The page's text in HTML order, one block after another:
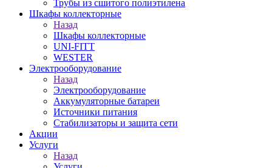
Трубы из сшитого полиэтилена
Шкафы коллекторные
Назад
Шкафы коллекторные
UNI-FITT
WESTER
Электрооборудование
Назад
Электрооборудование
Аккумуляторные батареи
Источники питания
Стабилизаторы и защита сети
Акции
Услуги
Назад